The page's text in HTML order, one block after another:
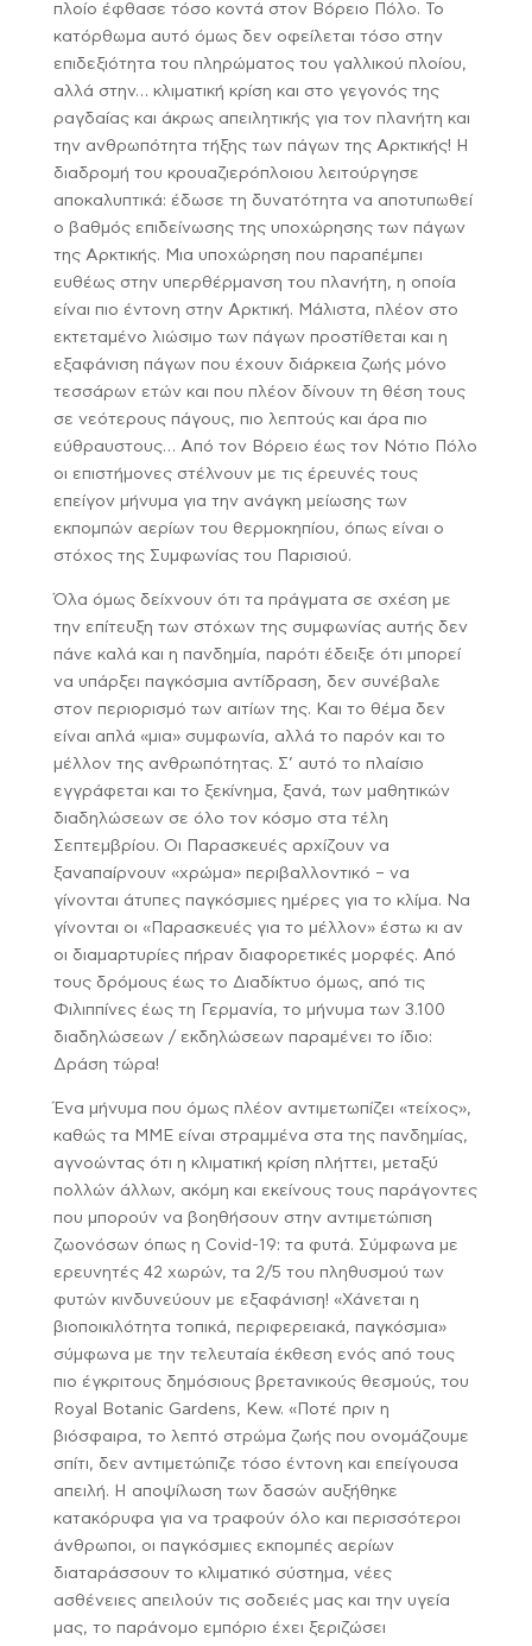
πλοίο έφθασε τόσο κοντά στον Βόρειο Πόλο. Το
κατόρθωμα αυτό όμως δεν οφείλεται τόσο στην
επιδεξιότητα του πληρώματος του γαλλικού πλοίου,
αλλά στην… κλιματική κρίση και στο γεγονός της
ραγδαίας και άκρως απειλητικής για τον πλανήτη και
την ανθρωπότητα τήξης των πάγων της Αρκτικής! Η
διαδρομή του κρουαζιερόπλοιου λειτούργησε
αποκαλυπτικά: έδωσε τη δυνατότητα να αποτυπωθεί
ο βαθμός επιδείνωσης της υποχώρησης των πάγων
της Αρκτικής. Μια υποχώρηση που παραπέμπει
ευθέως στην υπερθέρμανση του πλανήτη, η οποία
είναι πιο έντονη στην Αρκτική. Μάλιστα, πλέον στο
εκτεταμένο λιώσιμο των πάγων προστίθεται και η
εξαφάνιση πάγων που έχουν διάρκεια ζωής μόνο
τεσσάρων ετών και που πλέον δίνουν τη θέση τους
σε νεότερους πάγους, πιο λεπτούς και άρα πιο
εύθραυστους… Από τον Βόρειο έως τον Νότιο Πόλο
οι επιστήμονες στέλνουν με τις έρευνές τους
επείγον μήνυμα για την ανάγκη μείωσης των
εκπομπών αερίων του θερμοκηπίου, όπως είναι ο
στόχος της Συμφωνίας του Παρισιού.
Όλα όμως δείχνουν ότι τα πράγματα σε σχέση με
την επίτευξη των στόχων της συμφωνίας αυτής δεν
πάνε καλά και η πανδημία, παρότι έδειξε ότι μπορεί
να υπάρξει παγκόσμια αντίδραση, δεν συνέβαλε
στον περιορισμό των αιτίων της. Και το θέμα δεν
είναι απλά «μια» συμφωνία, αλλά το παρόν και το
μέλλον της ανθρωπότητας. Σ’ αυτό το πλαίσιο
εγγράφεται και το ξεκίνημα, ξανά, των μαθητικών
διαδηλώσεων σε όλο τον κόσμο στα τέλη
Σεπτεμβρίου. Οι Παρασκευές αρχίζουν να
ξαναπαίρνουν «χρώμα» περιβαλλοντικό – να
γίνονται άτυπες παγκόσμιες ημέρες για το κλίμα. Να
γίνονται οι «Παρασκευές για το μέλλον» έστω κι αν
οι διαμαρτυρίες πήραν διαφορετικές μορφές. Από
τους δρόμους έως το Διαδίκτυο όμως, από τις
Φιλιππίνες έως τη Γερμανία, το μήνυμα των 3.100
διαδηλώσεων / εκδηλώσεων παραμένει το ίδιο:
Δράση τώρα!
Ένα μήνυμα που όμως πλέον αντιμετωπίζει «τείχος»,
καθώς τα ΜΜΕ είναι στραμμένα στα της πανδημίας,
αγνοώντας ότι η κλιματική κρίση πλήττει, μεταξύ
πολλών άλλων, ακόμη και εκείνους τους παράγοντες
που μπορούν να βοηθήσουν στην αντιμετώπιση
ζωονόσων όπως η Covid-19: τα φυτά. Σύμφωνα με
ερευνητές 42 χωρών, τα 2/5 του πληθυσμού των
φυτών κινδυνεύουν με εξαφάνιση! «Χάνεται η
βιοποικιλότητα τοπικά, περιφερειακά, παγκόσμια»
σύμφωνα με την τελευταία έκθεση ενός από τους
πιο έγκριτους δημόσιους βρετανικούς θεσμούς, του
Royal Botanic Gardens, Kew. «Ποτέ πριν η
βιόσφαιρα, το λεπτό στρώμα ζωής που ονομάζουμε
σπίτι, δεν αντιμετώπιζε τόσο έντονη και επείγουσα
απειλή. Η αποψίλωση των δασών αυξήθηκε
κατακόρυφα για να τραφούν όλο και περισσότεροι
άνθρωποι, οι παγκόσμιες εκπομπές αερίων
διαταράσσουν το κλιματικό σύστημα, νέες
ασθένειες απειλούν τις σοδειές μας και την υγεία
μας, το παράνομο εμπόριο έχει ξεριζώσει